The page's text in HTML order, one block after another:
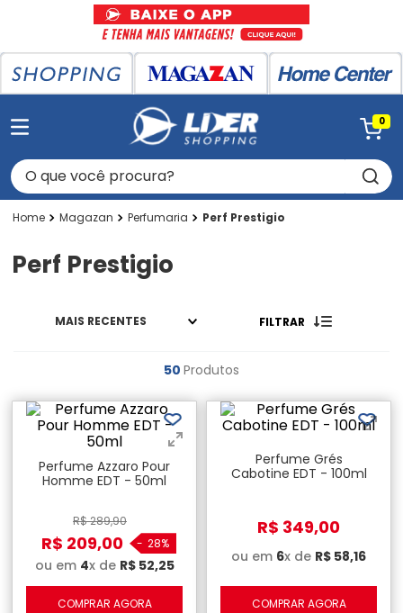
0
O que você procura?
Magazan Perfumaria Perf Prestigio
Perf Prestigio
MAIS RECENTES FILTRAR
50 Produtos
Perfume Azzaro Pour
Homme EDT - 50ml
R$289,90
R$ 209,00 - 28%
ou em 4x de R$ 52,25
COMPRAR AGORA
Perfume Grés
Cabotine EDT - 100ml
R$ 349,00
ou em 6x de R$ 58,16
COMPRAR AGORA